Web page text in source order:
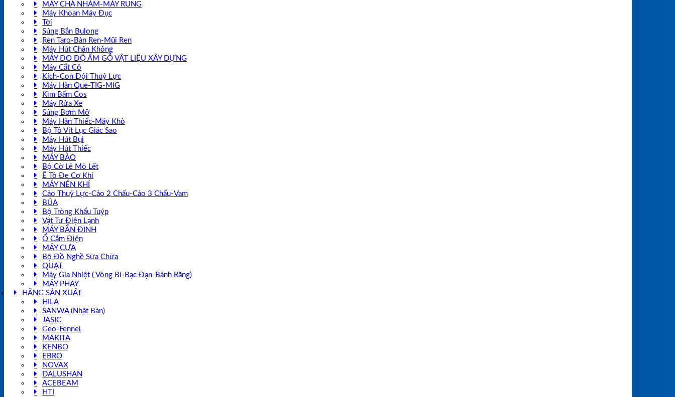
MÁY CHÀ NHÁM-MÁY RUNG
Máy Khoan Máy Đục
Tời
Súng Bắn Bulong
Ren Taro-Bàn Ren-Mũi Ren
Máy Hút Chân Không
MÁY ĐO ĐỘ ẨM GỖ VẬT LIỆU XÂY DỰNG
Máy Cắt Cỏ
Kích-Con Đội Thuỷ Lực
Máy Hàn Que-TIG-MIG
Kìm Bấm Cos
Máy Rửa Xe
Súng Bơm Mỡ
Máy Hàn Thiếc-Máy Khò
Bộ Tô Vít Lục Giác Sao
Máy Hút Bụi
Máy Hút Thiếc
MÁY BÀO
Bộ Cờ Lê Mỏ Lết
Ê Tô Đe Cơ Khí
MÁY NÉN KHÍ
Cảo Thuỷ Lực-Cảo 2 Chấu-Cảo 3 Chấu-Vam
BÚA
Bộ Tròng Khẩu Tuýp
Vật Tư Điện Lạnh
MÁY BẮN ĐINH
Ổ Cắm Điện
MÁY CƯA
Bộ Đồ Nghề Sửa Chữa
QUẠT
Máy Gia Nhiệt ( Vòng Bi-Bạc Đạn-Bánh Răng)
MÁY PHAY
HÃNG SẢN XUẤT
HILA
SANWA (Nhật Bản)
JASIC
Geo-Fennel
MAKITA
KENBO
EBRO
NOVAX
DALUSHAN
ACEBEAM
HTI